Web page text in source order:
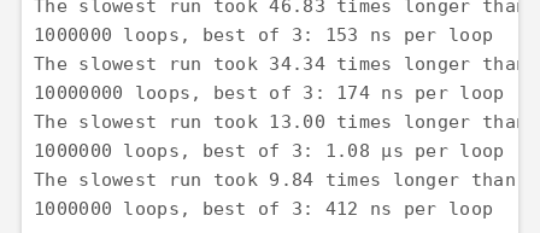
The slowest run took 46.83 times longer
1000000 loops, best of 3: 153 ns per loop
The slowest run took 34.34 times longer
10000000 loops, best of 3: 174 ns per loop
The slowest run took 13.00 times longer
1000000 loops, best of 3: 1.08 µs per loop
The slowest run took 9.84 times longer